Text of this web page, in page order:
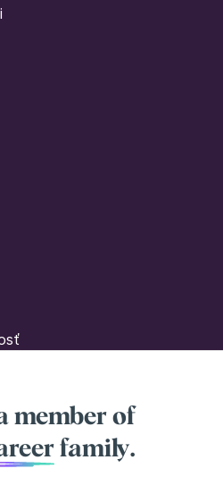
member of
family.